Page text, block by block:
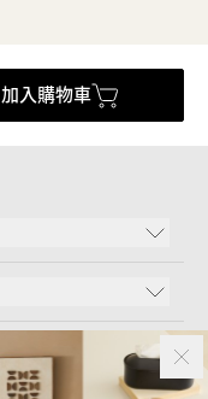
加入購物車